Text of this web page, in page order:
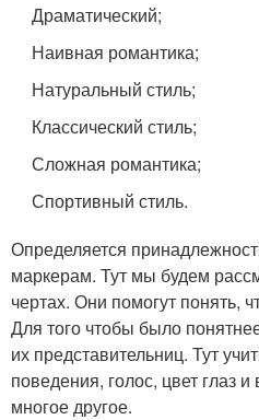
Драматический;
Наивная романтика;
Натуральный стиль;
Классический стиль;
Сложная романтика;
Спортивный стиль.
Определяется
маркерам. Тут мы будем
чертах. Они помогут понять,
Для того чтобы было
их представительниц. Тут
поведения, голос, цвет глаз
многое другое.